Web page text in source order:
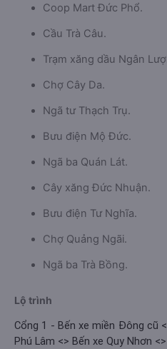
Coop Mart Đức Phổ.
Cầu Trà Câu.
Trạm xăng dầu Ngân
Chợ Cây Da.
Ngã tư Thạch Trụ.
Bưu điện Mộ Đức.
Ngã ba Quán Lát.
Cây xăng Đức Nhuận.
Bưu điện Tư Nghĩa.
Chợ Quảng Ngãi.
Ngã ba Trà Bồng.
Lộ trình
Cổng 1 - Bến xe miền Đông cũ
Phú Lâm <> Bến xe Quy Nhơn